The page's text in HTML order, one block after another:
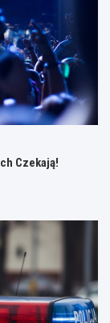
Czekają!